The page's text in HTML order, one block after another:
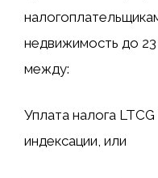
недвижимость до
между:
Уплата налога
индексации, или